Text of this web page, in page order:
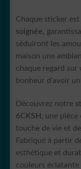
Chaque sticker
soignée,
séduiront les
maison une
chaque regard sur
bonheur d’avoir
Découvrez notre
6CKSH , une
touche de vie et
Fabriqué à partir
esthétique et
couleurs